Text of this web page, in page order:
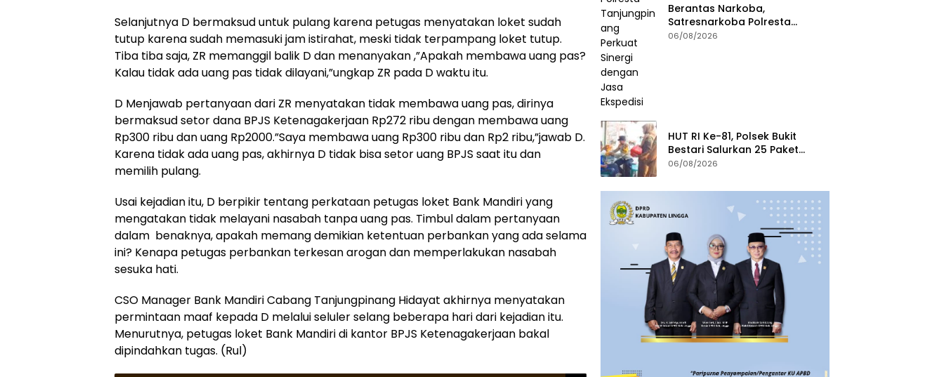
Selanjutnya D bermaksud untuk pulang karena petugas menyatakan loket sudah
tutup karena sudah memasuki jam istirahat, meski tidak terpampang loket tutup.
Tiba tiba saja, ZR memanggil balik D dan menanyakan ,”Apakah membawa uang pas?
Kalau tidak ada uang pas tidak dilayani,”ungkap ZR pada D waktu itu.
D Menjawab pertanyaan dari ZR menyatakan tidak membawa uang pas, dirinya
bermaksud setor dana BPJS Ketenagakerjaan Rp272 ribu dengan membawa uang
Rp300 ribu dan uang Rp2000.”Saya membawa uang Rp300 ribu dan Rp2 ribu,”jawab D.
Karena tidak ada uang pas, akhirnya D tidak bisa setor uang BPJS saat itu dan
memilih pulang.
Usai kejadian itu, D berpikir tentang perkataan petugas loket Bank Mandiri yang
mengatakan tidak melayani nasabah tanpa uang pas. Timbul dalam pertanyaan
dalam benaknya, apakah memang demikian ketentuan perbankan yang ada selama
ini? Kenapa petugas perbankan terkesan arogan dan memperlakukan nasabah
sesuka hati.
CSO Manager Bank Mandiri Cabang Tanjungpinang Hidayat akhirnya menyatakan
permintaan maaf kepada D melalui seluler selang beberapa hari dari kejadian itu.
Menurutnya, petugas loket Bank Mandiri di kantor BPJS Ketenagakerjaan bakal
dipindahkan tugas. (Rul)
Berantas Narkoba,
Satresnarkoba Polresta
Tanjungpinang Perkuat Sinergi
06/08/2026
HUT RI Ke-81, Polsek Bukit
Bestari Salurkan 25 Paket
Bansos Untuk Warga di
06/08/2026